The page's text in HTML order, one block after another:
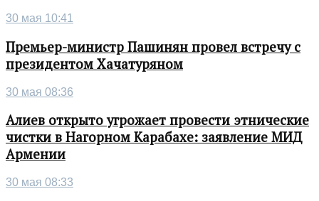
30 мая 10:41
Премьер-министр Пашинян провел встречу с
президентом Хачатуряном
30 мая 08:36
Алиев открыто угрожает провести этнические
чистки в Нагорном Карабахе: заявление МИД
Армении
30 мая 08:33